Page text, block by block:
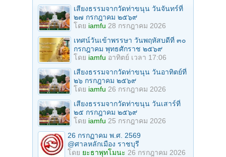
เสียงธรรมจากวัดท่าขนุน วันจันทร์ที่
๒๗ กรกฎาคม ๒๕๖๙
โดย iamfu 28 กรกฎาคม 2026
เทศน์วันเข้าพรรษา วันพฤหัสบดีที่ ๓๐
กรกฎาคม พุทธศักราช ๒๕๖๙
โดย iamfu อาทิตย์ เวลา 17:06
เสียงธรรมจากวัดท่าขนุน วันอาทิตย์ที่
๒๖ กรกฎาคม ๒๕๖๙
โดย iamfu 26 กรกฎาคม 2026
เสียงธรรมจากวัดท่าขนุน วันเสาร์ที่
๒๕ กรกฎาคม ๒๕๖๙
โดย iamfu 25 กรกฎาคม 2026
26 กรกฏาคม พ.ศ. 2569
@ศาลหลักเมือง ราชบุรี
โดย ยะธาพุทโมนะ 26 กรกฎาคม 2026